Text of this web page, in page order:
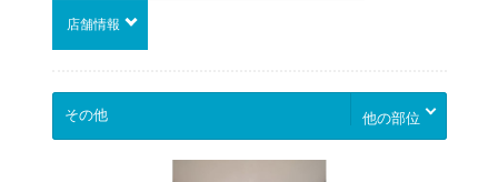
店舗情報
他の部位